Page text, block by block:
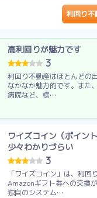
利回り不
高利回りが魅力です
3
利回り不動産はほとんどの
なかなか魅力的です。また
病院など、様…
ワイズコイン（ポイン
少々わかりづらい
3
「ワイズコイン」は、利回
Amazonギフト券への交換
独自のシステム…